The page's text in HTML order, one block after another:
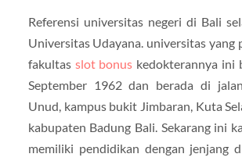
Referensi universitas negeri di Bali
Universitas Udayana. universitas yang
fakultas slot bonus kedokterannya ini
September 1962 dan berada di
Unud, kampus bukit Jimbaran, Kuta
kabupaten Badung Bali. Sekarang ini
memiliki pendidikan dengan jenjang